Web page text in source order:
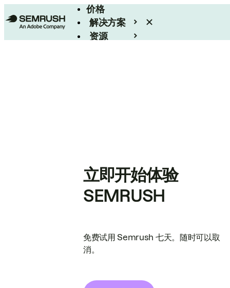
价格
解决方案
资源
立即开始体验
SEMRUSH
免费试用 Semrush 七天。随时可以取
消。